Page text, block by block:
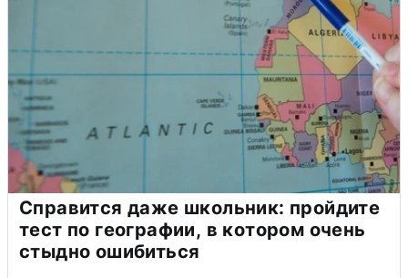
Справится даже школьник: пройдите
тест по географии, в котором очень
стыдно ошибиться